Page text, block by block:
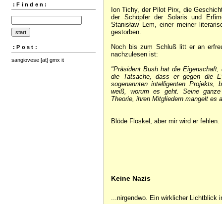
:Finden:
:Post:
sangiovese [at] gmx it
Ion Tichy, der Pilot Pirx, die
der Schöpfer der Solaris und
Stanisław Lem, einer meiner
gestorben.
Noch bis zum Schluß litt er an
nachzulesen ist:
"Präsident Bush hat die
die Tatsache, dass er gegen die
sogenannten intelligenten
weiß, worum es geht. Seine
Theorie, ihren Mitgliedern mangelt es
Blöde Floskel, aber mir wird er fehlen.
Keine Nazis
...nirgendwo. Ein wirklicher Lichtblick